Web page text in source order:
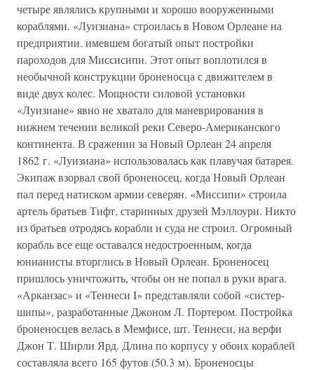
четыре являлись крупными и хорошо вооруженными
кораблями. «Луизиана» строилась в Новом Орлеане на
предприятии. имевшем богатый опыт постройки
пароходов для Миссисипи. Этот опыт воплотился в
необычной конструкции броненосца с движителем в
виде двух колес. Мощности силовой установки
«Луизиане» явно не хватало для маневрирования в
нижнем течении великой реки Северо-Американского
континента. В сражении за Новый Орлеан 24 апреля
1862 г. «Луизиана» использовалась как плавучая батарея.
Экипаж взорвал свой броненосец, когда Новый Орлеан
пал перед натиском армии северян. «Миссипи» строила
артель братьев Тифт, старинных друзей Мэллоури. Никто
из братьев отродясь корабли и суда не строил. Огромный
корабль все еще оставался недостроенным, когда
юнианисты вторглись в Новый Орлеан. Броненосец
пришлось уничтожить, чтобы он не попал в руки врага.
«Арканзас» и «Теннеси I» представляли собой «систер-
шипы», разработанные Джоном Л. Портером. Постройка
броненосцев велась в Мемфисе, шт. Теннеси, на верфи
Джон Т. Ширли Ярд. Длина по корпусу у обоих кораблей
составляла всего 165 футов (50.3 м). Броненосцы